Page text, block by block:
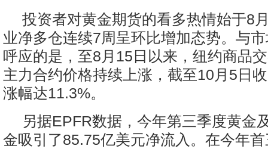
投资者对黄金期货的看多热情始于8
业净多仓连续7周呈环比增加态势。与
呼应的是，至8月15日以来，纽约商品
主力合约价格持续上涨，截至10月5日
涨幅达11.3%。
另据EPFR数据，今年第三季度黄金
金吸引了85.75亿美元净流入。在今年